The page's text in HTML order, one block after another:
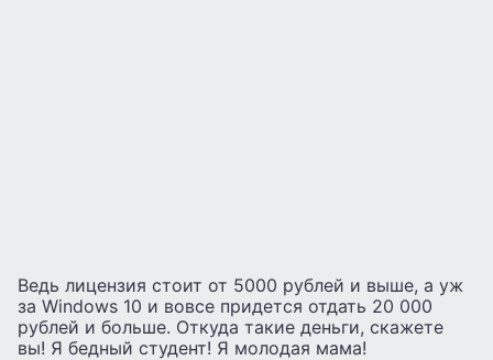
Ведь лицензия стоит от 5000 рублей и выше, а уж
за Windows 10 и вовсе придется отдать 20 000
рублей и больше. Откуда такие деньги, скажете
вы! Я бедный студент! Я молодая мама!